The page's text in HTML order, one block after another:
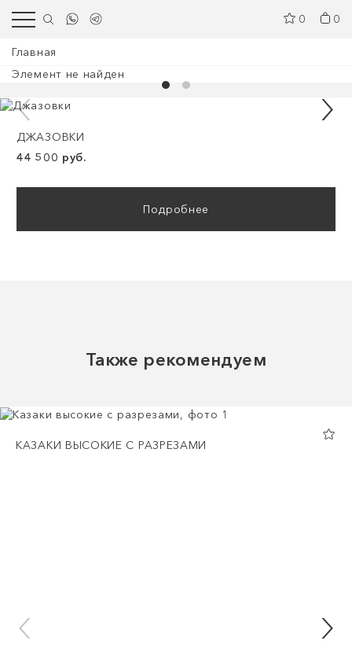
0 0
Главная
Элемент не найден
ДЖАЗОВКИ
44 500 руб.
Подробнее
Также рекомендуем
КАЗАКИ ВЫСОКИЕ С РАЗРЕЗАМИ